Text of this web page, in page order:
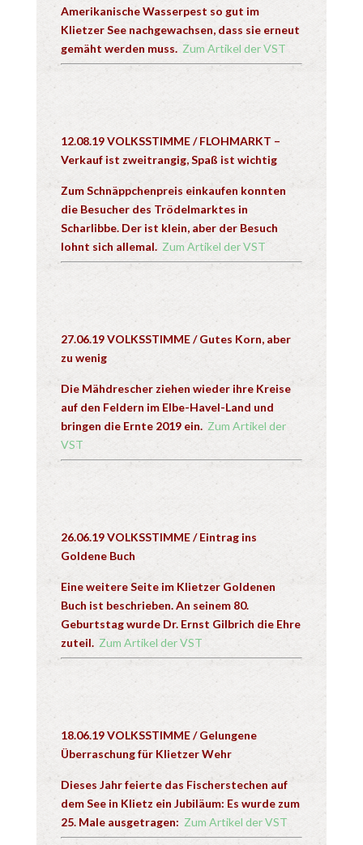
Amerikanische Wasserpest so gut im
Klietzer See nachgewachsen, dass sie erneut
gemäht werden muss. Zum Artikel der VST
12.08.19 VOLKSSTIMME / FLOHMARKT –
Verkauf ist zweitrangig, Spaß ist wichtig
Zum Schnäppchenpreis einkaufen konnten
die Besucher des Trödelmarktes in
Scharlibbe. Der ist klein, aber der Besuch
lohnt sich allemal. Zum Artikel der VST
27.06.19 VOLKSSTIMME / Gutes Korn, aber
zu wenig
Die Mähdrescher ziehen wieder ihre Kreise
auf den Feldern im Elbe-Havel-Land und
bringen die Ernte 2019 ein. Zum Artikel der
VST
26.06.19 VOLKSSTIMME / Eintrag ins
Goldene Buch
Eine weitere Seite im Klietzer Goldenen
Buch ist beschrieben. An seinem 80.
Geburtstag wurde Dr. Ernst Gilbrich die Ehre
zuteil. Zum Artikel der VST
18.06.19 VOLKSSTIMME /Gelungene
Überraschung für Klietzer Wehr
Dieses Jahr feierte das Fischerstechen auf
dem See in Klietz ein Jubiläum: Es wurde zum
25. Male ausgetragen: Zum Artikel der VST